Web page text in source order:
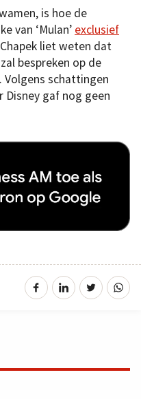
is hoe de
van ‘Mulan’ exclusief
liet weten dat
bespreken op de
Volgens schattingen
Disney gaf nog geen